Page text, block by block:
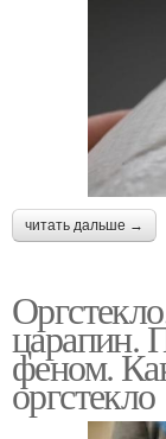
читать дальше →
царапин.
феном.
оргстекло